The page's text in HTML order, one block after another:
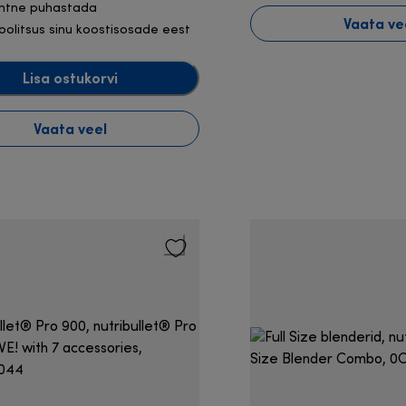
puhastada
sinu koostisosade eest
Lisa ostukorvi
Vaata veel
Vaata